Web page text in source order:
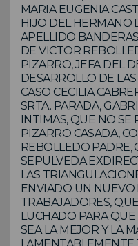
MARIA EUGENIA
HIJO DEL HERMANO
APELLIDO
DE VICTOR
PIZARRO, JEFA DEL
DESARROLLO DE
CASO CECILIA
SRTA. PARADA,
INTIMAS, QUE NO
PIZARRO CASADA,
REBOLLEDO PADRE,
SEPULVEDA
LAS
ENVIADO UN NUEVO
TRABAJADORES,
LUCHADO PARA
SEA LA MEJOR Y LA